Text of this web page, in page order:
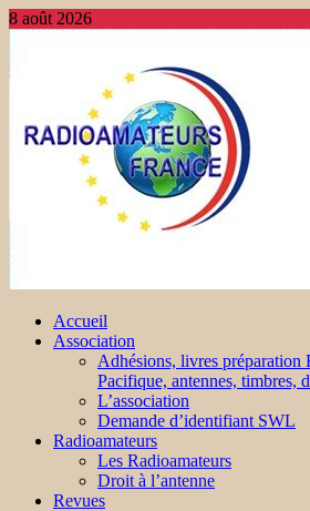
8 août 2026
Accueil
Association
Adhésions, livres
Pacifique, antennes, timbres,
L’association
Demande d’identifiant SWL
Radioamateurs
Les Radioamateurs
Droit à l’antenne
Revues